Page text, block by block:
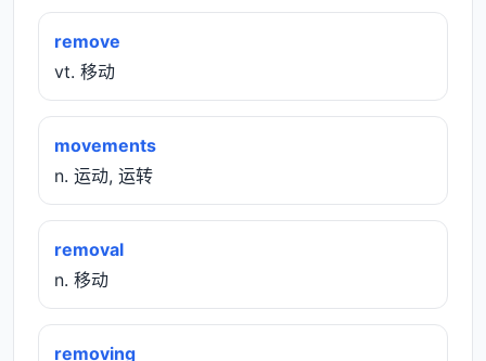
remove
vt. 移动
movements
n. 运动, 运转
removal
n. 移动
removing